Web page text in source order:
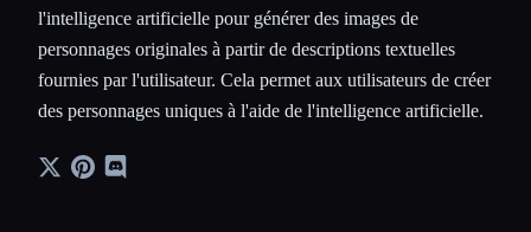
l'intelligence artificielle pour générer des images de
personnages originales à partir de descriptions textuelles
fournies par l'utilisateur. Cela permet aux utilisateurs de créer
des personnages uniques à l'aide de l'intelligence artificielle.